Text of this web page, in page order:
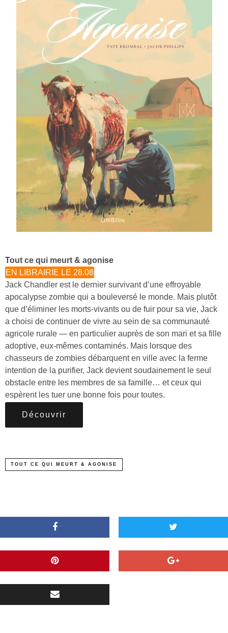
Tout ce qui meurt & agonise
EN LIBRAIRIE LE 28.08
Jack Chandler est le dernier survivant d’une effroyable
apocalypse zombie qui a bouleversé le monde. Mais plutôt
que d’éliminer les morts-vivants ou de fuir pour sa vie, Jack
a choisi de continuer de vivre au sein de sa communauté
agricole rurale — en particulier auprès de son mari et sa fille
adoptive, eux-mêmes contaminés. Mais lorsque des
chasseurs de zombies débarquent en ville avec la ferme
intention de la purifier, Jack devient soudainement le seul
obstacle entre les membres de sa famille… et ceux qui
espèrent les tuer une bonne fois pour toutes.
Découvrir
TOUT CE QUI MEURT & AGONISE